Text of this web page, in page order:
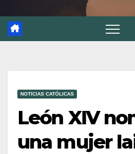
NOTICIAS CATÓLICAS
León XIV
una mujer